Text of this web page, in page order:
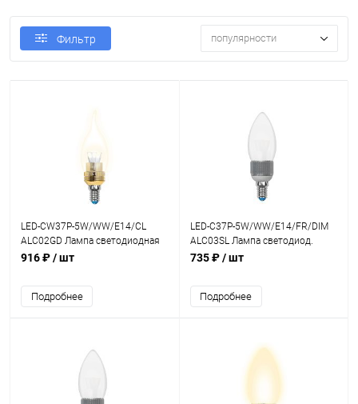
Фильтр популярности
LED-CW37P-5W/WW/E14/CL
ALC02GD Лампа светодиодная
пятилепестковая.Серия
916 ₽/ шт
Подробнее
LED-C37P-5W/WW/E14/FR/DIM
ALC03SL Лампа светодиод.
пятилепестковая,свеча,матовая
735 ₽/ шт
Подробнее